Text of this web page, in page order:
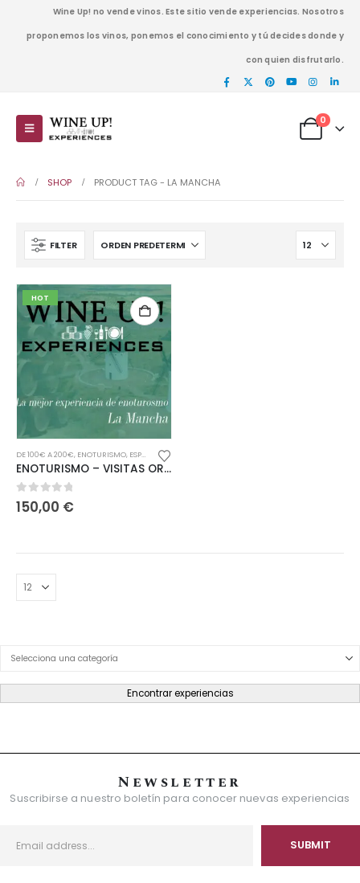
Wine Up! no vende vinos. Este sitio vende experiencias. Nosotros
proponemos los vinos, ponemos el conocimiento y tú decides donde y
con quien disfrutarlo.
0
SHOP PRODUCT TAG - LA MANCHA
FILTER
HOT
DE 100€ A 200€, ENOTURISMO, ESPAÑA
ENOTURISMO – VISITAS ORGANIZADAS AL CORAZÓN DE LA MANCHA
0 out of 5
150,00 €
Product Category Dropdown
Encontrar experiencias
Newsletter
Suscribirse a nuestro boletín para conocer nuevas experiencias